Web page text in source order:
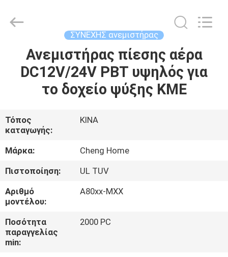
ΣΠΊΤΙ
ΠΡΟΪΌΝΤΑ
ΕΜΦΆΝΙΣΗ
VR
ΠΕΡΊΠΟΥ
ΕΜΕΊΣ
ΓΎΡΟΣ
ΕΡΓΟΣΤΑΣΊΩΝ
Co.,Ltd.
ΣΥΝΕΧΗΣ ανεμιστήρας
Ανεμιστήρας πίεσης αέρα
DC12V/24V PBT υψηλός για
το δοχείο ψύξης ΚΜΕ
Τόπος
καταγωγής:
ΚΙΝΑ
Μάρκα:
Cheng Home
Πιστοποίηση:
UL TUV
Αριθμό
μοντέλου:
A80xx-MXX
Ποσότητα
παραγγελίας
min:
2000 PC